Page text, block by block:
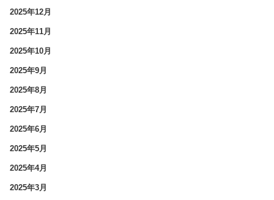
2025年12月
2025年11月
2025年10月
2025年9月
2025年8月
2025年7月
2025年6月
2025年5月
2025年4月
2025年3月